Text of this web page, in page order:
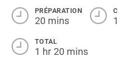
PRÉPARATION
20 mins
TOTAL
1 hr 20 mins